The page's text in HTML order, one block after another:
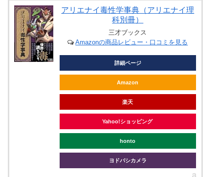
アリエナイ毒性学事典（アリエナイ理
科別冊）
三才ブックス
Amazonの商品レビュー・口コミを見る
詳細ページ
Amazon
楽天
Yahoo!ショッピング
honto
ヨドバシカメラ